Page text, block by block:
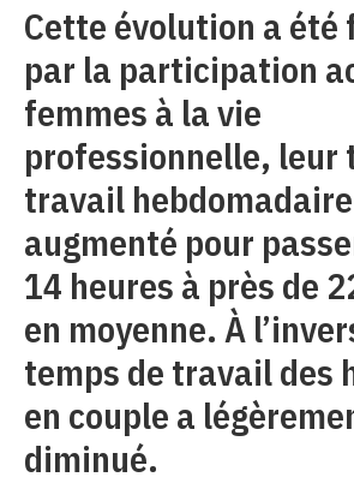
Cette évolution a été
par la participation
femmes à la vie
professionnelle, leur
travail
augmenté pour
14 heures à près de
en moyenne. À
temps de travail des
en couple a
diminué.